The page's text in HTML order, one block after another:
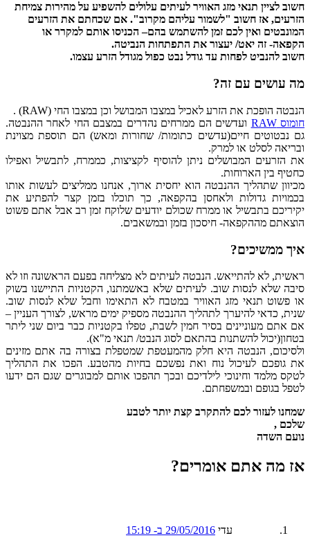
חשוב לציין תנאי מזג האוויר לעיתים עלולים להשפיע על מהירות צמיחת
הזרעים, אז חשוב "לשמור עליהם מקרוב". אם שכחתם את הזרעים
המונבטים ואין לכם זמן להשתמש בהם– הכניסו אותם למקרר או
הקפאה- זה יאט/ יעצור את התפתחות הנביטה.
חשוב להנביט לפחות עד גודל נבט כפול מגודל הזרע עצמו.
מה עושים עם זה?
הנבטה הופכת את הזרע לאכיל במצבו המבושל וכן במצבו החי (RAW) .
חומוס RAW
ועדשים הם ממרחים נהדרים במצבם החי לאחר ההנבטה.
גם נבטוטים חיים(עדשים כתומות/ שחורות ומאש) הם תוספת מצוינת
ובריאה לסלט או למרק.
את הזרעים המבושלים ניתן להוסיף לקציצות, כממרח, לתבשיל ואפילו
כחטיף בין הארוחות.
מכיוון שתהליך ההנבטה הוא יחסית ארוך, אנחנו ממליצים לעשות אותו
בכמויות גדולות ולאחסן בהקפאה, כך תוכלו בזמן קצר להפתיע את
יקיריכם בתבשיל או ממרח שכולם יודעים שלוקח זמן רב אבל אתם פשוט
הוצאתם מההקפאה- חיסכון בזמן ובמשאבים.
איך ממשיכים?
ראשית, לא להתייאש. הנבטה לעיתים לא מצליחה בפעם הראשונה וזו לא
סיבה שלא לנסות שוב. לעיתים שלא באשמתנו, הקטניות התיישנו בשוק
או פשוט תנאי מזג האוויר במטבח לא התאימו וחבל שלא לנסות שוב.
שנית, כדאי להיערך לתהליך ההנבטה מספיק ימים מראש, לצורך העניין –
אם אתם מעוניינים בסיר חמין לשבת, טפלו בקטניות כבר ביום שני ליתר
בטחון(יכול להשתנות בהתאם לסוג הנבט/ תנאי מ"א).
ולסיכום, הנבטה היא חלק מהמעטפת שמטפלת בצורה בה אתם מזינים
את גופכם לעיכול נוח ואת נפשכם בחיות מהטבע. הפכו את התהליך
לטקס מלמד וחינוכי לילדיכם ובכך תהפכו אותם למבוגרים שגם הם ידעו
לטפל בגופם ובמשפחתם.
שמחנו לעזור לכם להתקרב קצת יותר לטבע
שלכם ,
נועם השדה
אז מה אתם אומרים?
עדי 29/05/2016 ב- 15:19